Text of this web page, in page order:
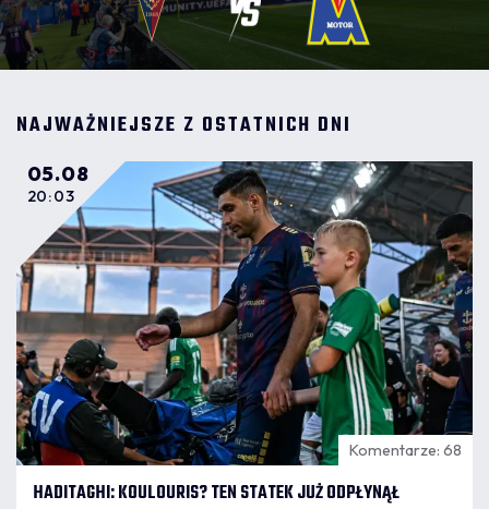
NAJWAŻNIEJSZE Z OSTATNICH DNI
05.08
20:03
Komentarze: 68
HADITAGHI: KOULOURIS? TEN STATEK JUŻ ODPŁYNĄŁ